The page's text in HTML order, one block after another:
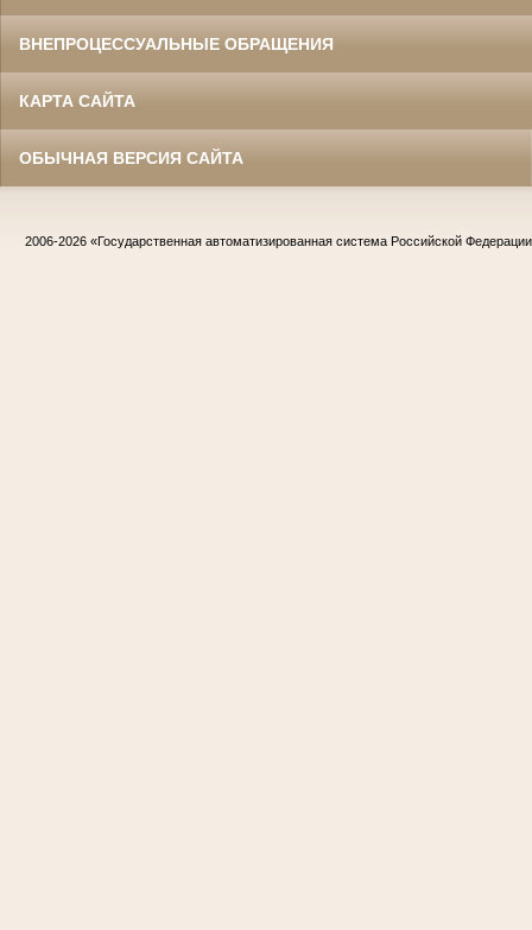
ВНЕПРОЦЕССУАЛЬНЫЕ ОБРАЩЕНИЯ
КАРТА САЙТА
ОБЫЧНАЯ ВЕРСИЯ САЙТА
2006-2026 «Государственная автоматизированная система Российской